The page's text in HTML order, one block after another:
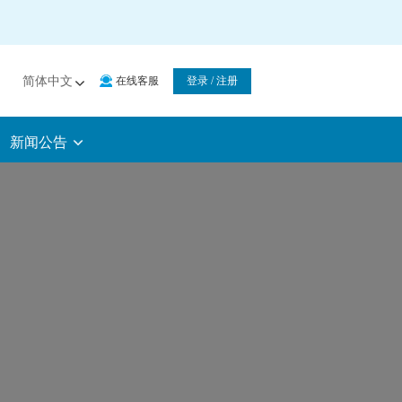
简体中文 在线客服 登录 / 注册
新闻公告